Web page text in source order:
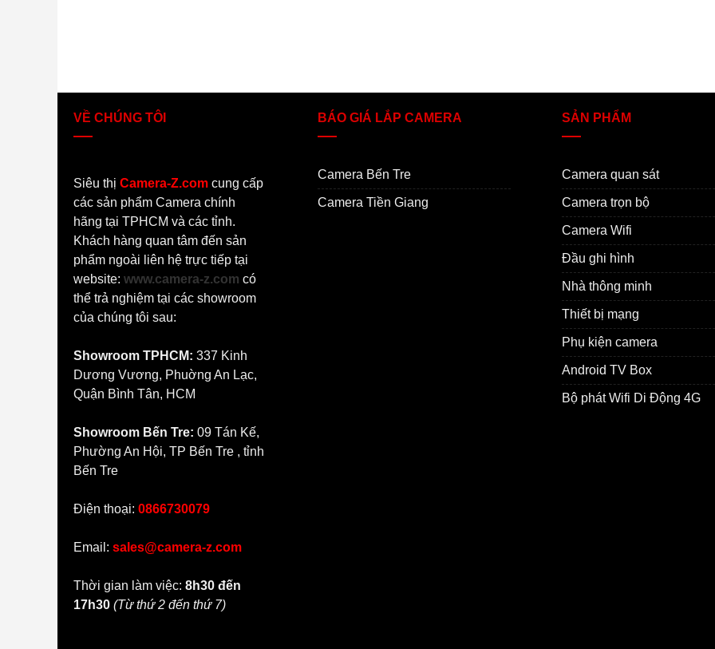
VỀ CHÚNG TÔI
Siêu thị Camera-Z.com cung cấp
các sản phẩm Camera chính
hãng tại TPHCM và các tỉnh.
Khách hàng quan tâm đến sản
phẩm ngoài liên hệ trực tiếp tại
website: www.camera-z.com có
thể trả nghiệm tại các showroom
của chúng tôi sau:
Showroom TPHCM: 337 Kinh
Dương Vương, Phuờng An Lạc,
Quận Bình Tân, HCM
Showroom Bến Tre: 09 Tán Kế,
Phường An Hội, TP Bến Tre , tỉnh
Bến Tre
Điện thoại: 0866730079
Email: sales@camera-z.com
Thời gian làm việc: 8h30 đến
17h30 (Từ thứ 2 đến thứ 7)
BÁO GIÁ LẮP CAMERA
Camera Bến Tre
Camera Tiền Giang
SẢN PHẨM
Camera quan sát
Camera trọn bộ
Camera Wifi
Đầu ghi hình
Nhà thông minh
Thiết bị mạng
Phụ kiện camera
Android TV Box
Bộ phát Wifi Di Động 4G